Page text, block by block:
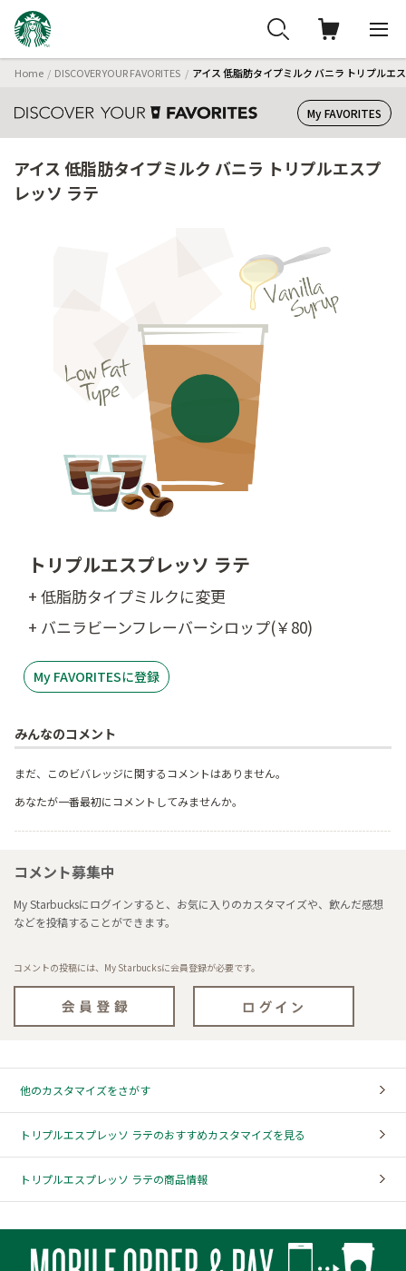
Home DISCOVER YOUR FAVORITES アイス 低脂肪タイプミルク バニラ トリプルエ
My FAVORITES
アイス 低脂肪タイプミルク バニラ トリプルエスプ
レッソ ラテ
トリプルエスプレッソ ラテ
+ 低脂肪タイプミルクに変更
+ バニラビーンフレーバーシロップ(￥80)
My FAVORITESに登録
みんなのコメント
まだ、このビバレッジに関するコメントはありません。
あなたが一番最初にコメントしてみませんか。
コメント募集中
My Starbucksにログインすると、お気に入りのカスタマイズや、飲んだ感想
などを投稿することができます。
コメントの投稿には、My Starbucksに会員登録が必要です。
他のカスタマイズをさがす
トリプルエスプレッソ ラテのおすすめカスタマイズを見る
トリプルエスプレッソ ラテの商品情報